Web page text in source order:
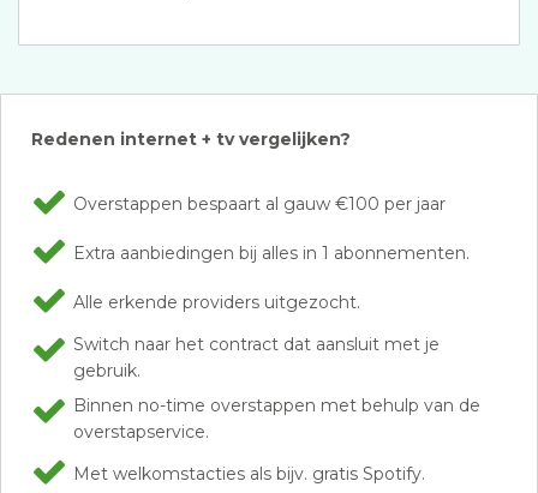
Redenen internet + tv vergelijken?
Overstappen bespaart al gauw €100 per jaar
Extra aanbiedingen bij alles in 1 abonnementen.
Alle erkende providers uitgezocht.
Switch naar het contract dat aansluit met je
gebruik.
Binnen no-time overstappen met behulp van de
overstapservice.
Met welkomstacties als bijv. gratis Spotify.